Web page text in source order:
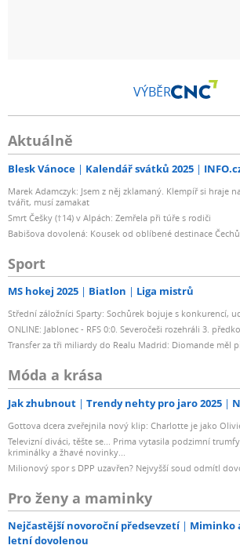
VÝBĚR
Aktuálně
Blesk Vánoce Kalendář svátků 2025
Marek Adamczyk: Jsem z něj zklamaný. Klempíř si hraje
tvářit, musí zamakat
Smrt Češky (†14) v Alpách: Zemřela při túře s rodiči
Babišova dovolená: Kousek od oblíbené destinace
Sport
MS hokej 2025 Biatlon Liga mistrů
Střední záložníci Sparty: Sochůrek bojuje s konkurencí,
ONLINE: Jablonec - RFS 0:0. Severočeši rozehráli 3.
Transfer za tři miliardy do Realu Madrid: Diomande měl
Móda a krása
Jak zhubnout Trendy nehty pro jaro 2025
Gottova dcera zveřejnila nový klip: Charlotte je jako
Televizní diváci, těšte se... Prima vytasila podzimní
kriminálky a žhavé novinky...
Milionový spor s DPP uzavřen? Nejvyšší soud odmítl
Pro ženy a maminky
Nejčastější novoroční předsevzetí Miminko
letní dovolenou